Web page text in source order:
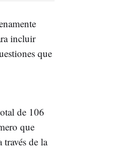
incluir
que
de 106
que
de la